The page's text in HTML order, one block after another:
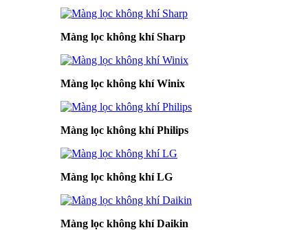
Màng lọc không khí Sharp
Màng lọc không khí Winix
Màng lọc không khí Philips
Màng lọc không khí LG
Màng lọc không khí Daikin